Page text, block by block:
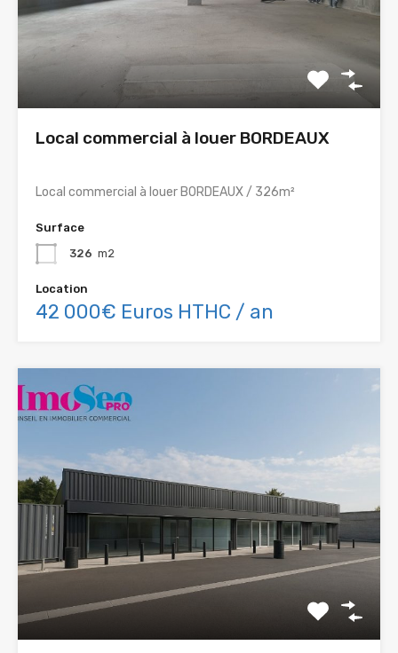
Local commercial à louer BORDEAUX
Local commercial à louer BORDEAUX / 326m²
Surface
326 m2
Location
42 000€ Euros HTHC / an